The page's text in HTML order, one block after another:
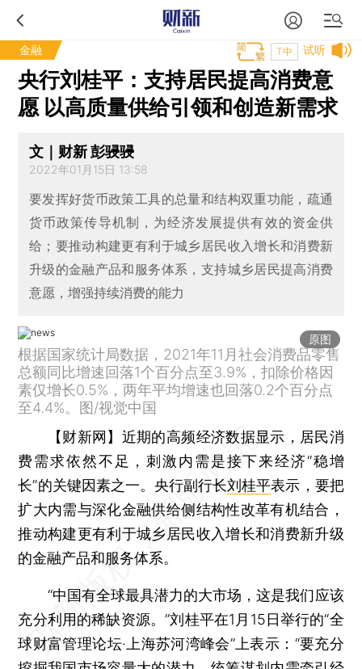
金融 试听
T中
央行刘桂平：支持居民提高消费意
愿 以高质量供给引领和创造新需求
文｜财新 彭骎骎
2022年01月15日 13:58
要发挥好货币政策工具的总量和结构双重功能，疏通
货币政策传导机制，为经济发展提供有效的资金供
给；要推动构建更有利于城乡居民收入增长和消费新
升级的金融产品和服务体系，支持城乡居民提高消费
意愿，增强持续消费的能力
原图
根据国家统计局数据，2021年11月社会消费品零售
总额同比增速回落1个百分点至3.9%，扣除价格因
素仅增长0.5%，两年平均增速也回落0.2个百分点
至4.4%。图/视觉中国
【财新网】 近期的高频经济数据显示，居民消
费需求依然不足，刺激内需是接下来经济“稳增
长”的关键因素之一。央行副行长刘桂平表示，要把
扩大内需与深化金融供给侧结构性改革有机结合，
推动构建更有利于城乡居民收入增长和消费新升级
的金融产品和服务体系。
“中国有全球最具潜力的大市场，这是我们应该
充分利用的稀缺资源。”刘桂平在1月15日举行的“全
球财富管理论坛·上海苏河湾峰会”上表示：“要充分